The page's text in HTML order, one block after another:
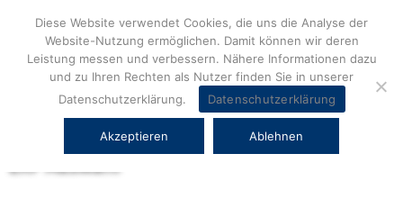
springen
Herstellerneutrale ERP Beratung und
Diese Website verwendet Cookies, die uns die Analyse der
Website-Nutzung ermöglichen. Damit können wir deren
Leistung messen und verbessern. Nähere Informationen dazu
und zu Ihren Rechten als Nutzer finden Sie in unserer
Datenschutzerklärung.
Datenschutzerklärung
Akzeptieren Ablehnen